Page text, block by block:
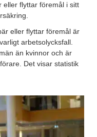
eller flyttar föremål i sitt
eller flyttar föremål är
arbetsolycksfall.
än kvinnor och är
Det visar statistik